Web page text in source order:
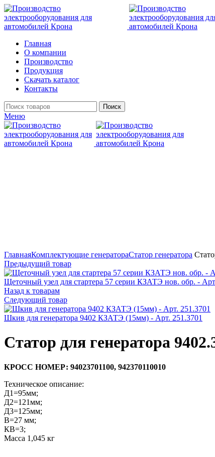
Главная
О компании
Производство
Продукция
Скачать каталог
Контакты
Поиск
Меню
ГлавнаяКомплектующие генератораСтатор генератора
Предыдущий товар
Щеточный узел для стартера 57 серии КЗАТЭ нов. обр. -
Назад к товарам
Следующий товар
Шкив для генератора 9402 КЗАТЭ (15мм) - Арт. 251.3701
Статор для генератора
КРОСС НОМЕР: 94023701100, 942370110010
Техническое описание:
Д1=95мм;
Д2=121мм;
Д3=125мм;
В=27 мм;
КВ=3;
Масса 1,045 кг